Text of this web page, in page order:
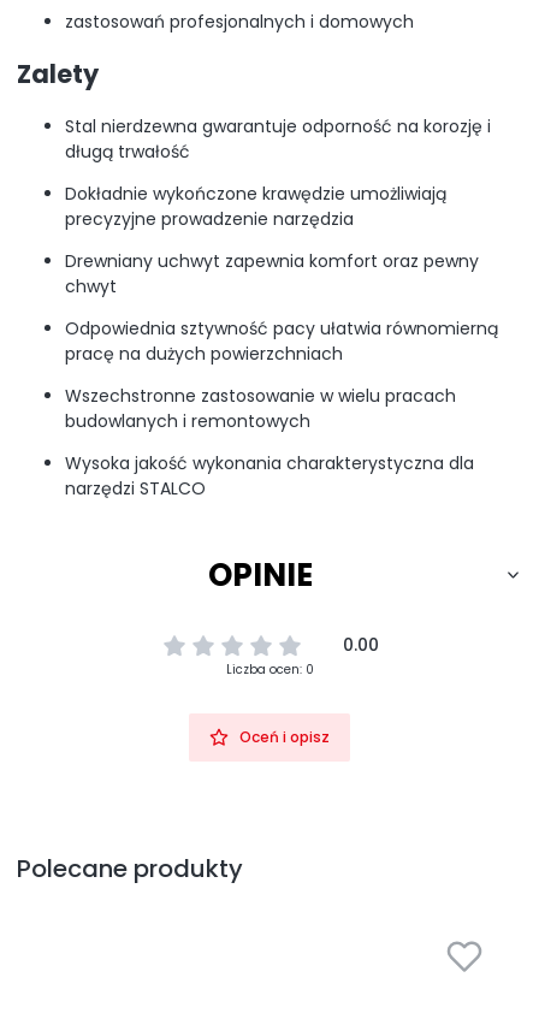
zastosowań profesjonalnych i domowych
Zalety
Stal nierdzewna gwarantuje odporność na korozję i
długą trwałość
Dokładnie wykończone krawędzie umożliwiają
precyzyjne prowadzenie narzędzia
Drewniany uchwyt zapewnia komfort oraz pewny
chwyt
Odpowiednia sztywność pacy ułatwia równomierną
pracę na dużych powierzchniach
Wszechstronne zastosowanie w wielu pracach
budowlanych i remontowych
Wysoka jakość wykonania charakterystyczna dla
narzędzi STALCO
OPINIE
0.00
Liczba ocen: 0
Oceń i opisz
Polecane produkty